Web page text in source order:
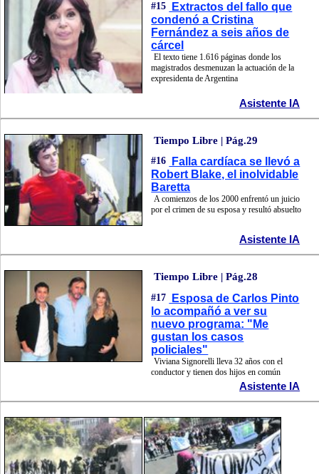
#15
Extractos del fallo que
condenó a Cristina
Fernández a seis años de
cárcel
El texto tiene 1.616 páginas donde los
magistrados desmenuzan la actuación de la
expresidenta de Argentina
Asistente IA
Tiempo Libre | Pág.29
#16
Falla cardíaca se llevó a
Robert Blake, el inolvidable
Baretta
A comienzos de los 2000 enfrentó un juicio
por el crimen de su esposa y resultó absuelto
Asistente IA
Tiempo Libre | Pág.28
#17
Esposa de Carlos Pinto
lo acompañó a ver su
nuevo programa: "Me
gustan los casos
policiales"
Viviana Signorelli lleva 32 años con el
conductor y tienen dos hijos en común
Asistente IA